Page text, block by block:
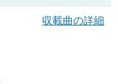
収載曲の詳細